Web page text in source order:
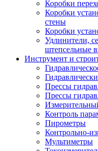
Коробки
Коробки
стены
Коробки
Удлинители,
штепсельные
Инструмент и
Прессы
Прессы
Контроль
Пирометры
Контрольно-
Мультиметры